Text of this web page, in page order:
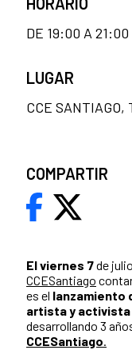
El viernes 7de
CCESantiago
es el lanzamiento
artista y
desarrollando 3
CCESantiago.
DE 19:00 A 21:00
LUGAR
CCE SANTIAGO,
COMPARTIR